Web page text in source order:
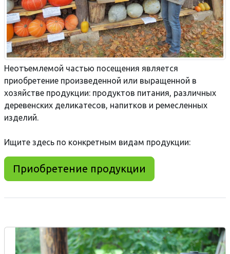
Неотъемлемой частью посещения является
приобретение произведенной или выращенной в
хозяйстве продукции: продуктов питания, различных
деревенских деликатесов, напитков и ремесленных
изделий.
Ищите здесь по конкретным видам продукции:
Приобретение продукции